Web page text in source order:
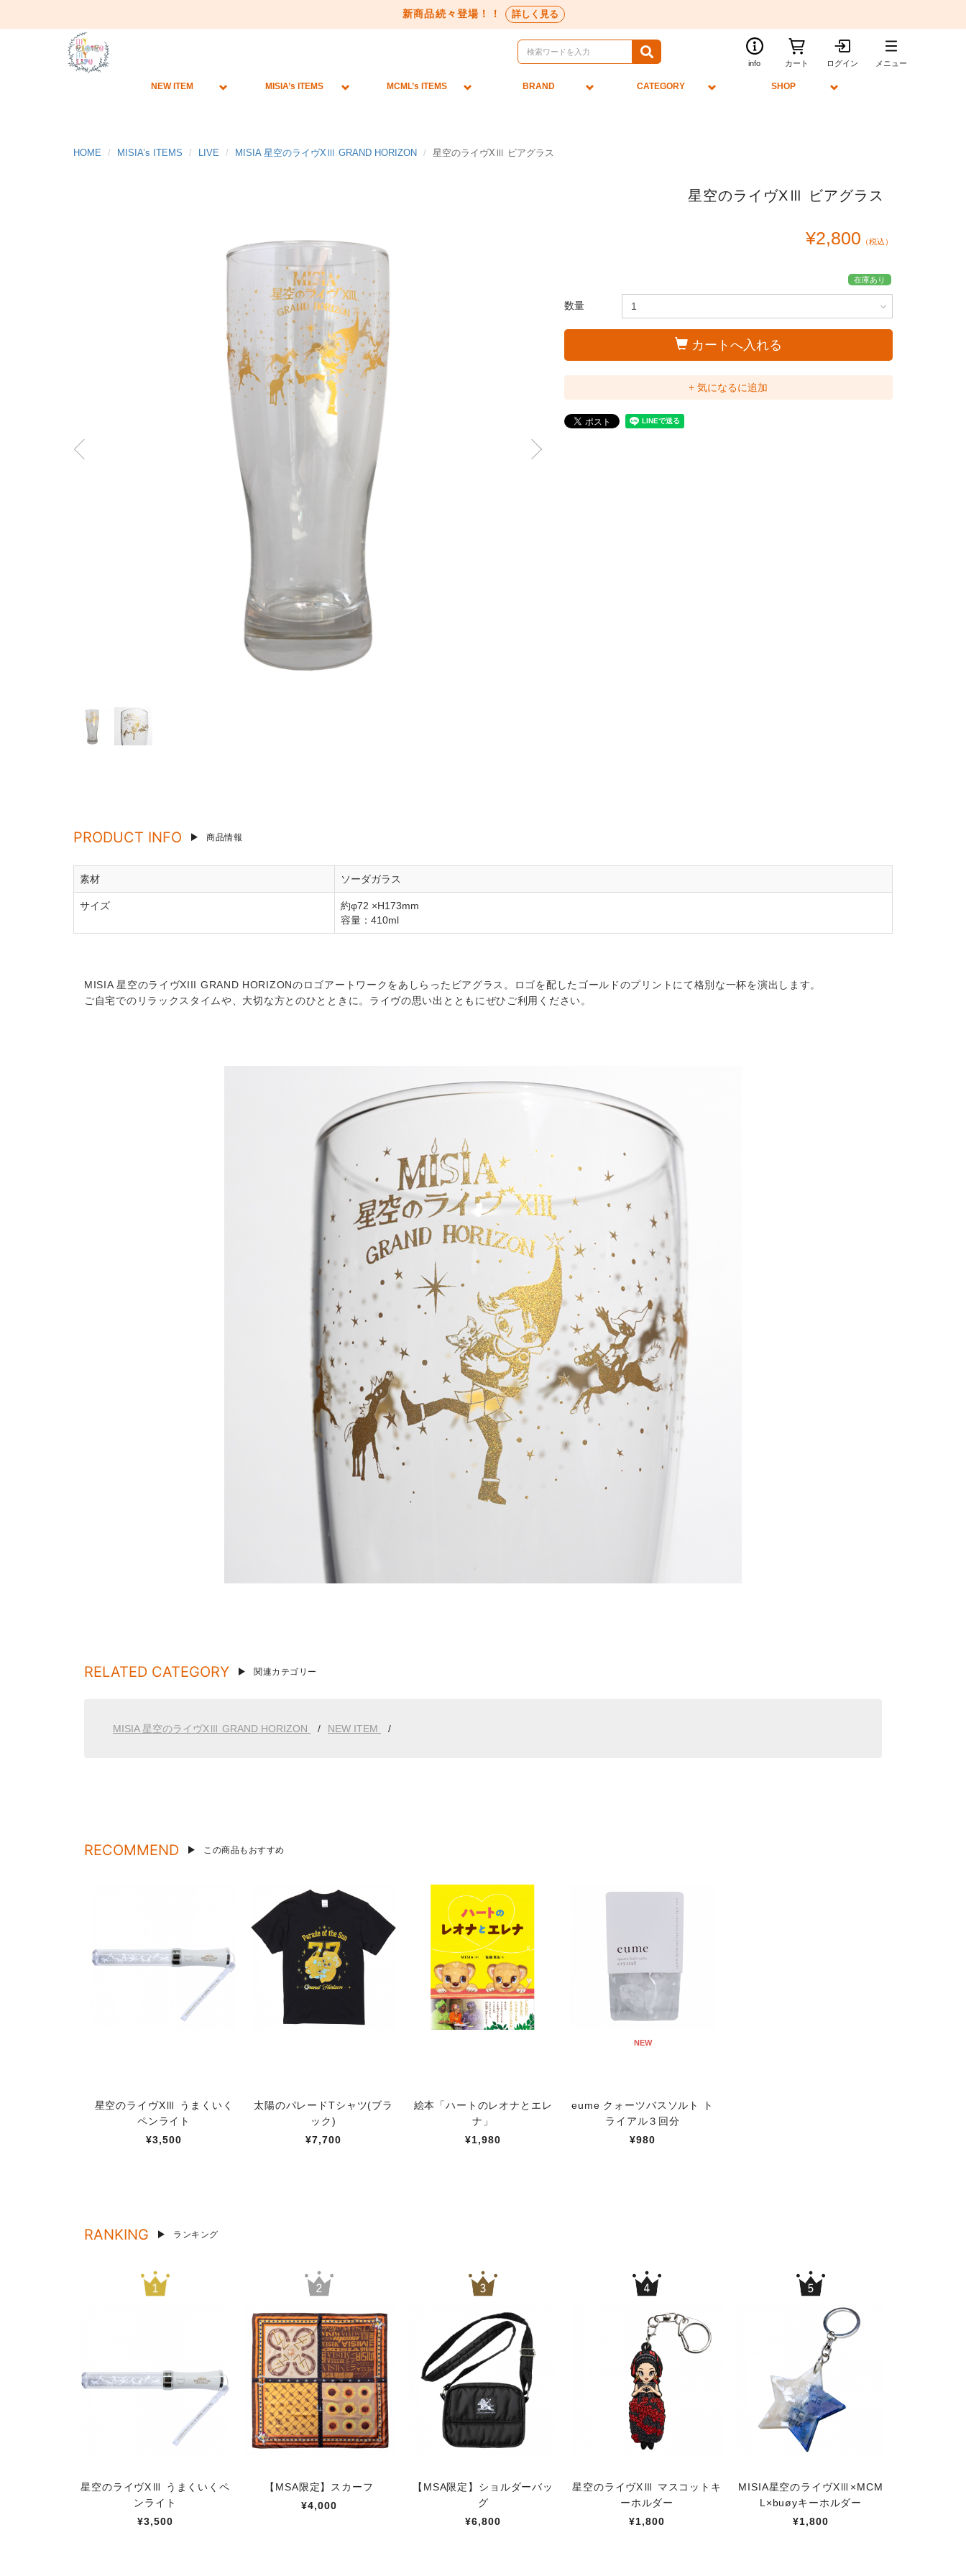
新商品続々登場！！ 詳しく見る
info カート ログイン メニュー
NEW ITEM MISIA’s ITEMS MCML’s ITEMS BRAND CATEGORY SHOP
HOME MISIA’s ITEMS LIVE MISIA 星空のライヴXⅢ GRAND HORIZON 星空のライヴXⅢ ビアグラス
星空のライヴXⅢ ビアグラス
¥2,800 （税込）
在庫あり
数量
カートへ入れる
+ 気になるに追加
PRODUCT INFO 商品情報
素材 ソーダガラス
サイズ
約φ72 ×H173mm
容量：410ml
MISIA 星空のライヴXIII GRAND HORIZONのロゴアートワークをあしらったビアグラス。ロゴを配したゴールドのプリントにて格別な一杯を演出します。
ご自宅でのリラックスタイムや、大切な方とのひとときに。ライヴの思い出とともにぜひご利用ください。
RELATED CATEGORY 関連カテゴリー
MISIA 星空のライヴXⅢ GRAND HORIZON NEW ITEM
RECOMMEND この商品もおすすめ
星空のライヴXⅢ うまくいく
ペンライト
¥3,500
太陽のパレードTシャツ(ブラ
ック)
¥7,700
絵本「ハートのレオナとエレ
ナ」
¥1,980
NEW
eume クォーツバスソルト ト
ライアル３回分
¥980
RANKING ランキング
星空のライヴXⅢ うまくいくペ
ンライト
¥3,500
【MSA限定】スカーフ
¥4,000
【MSA限定】ショルダーバッ
グ
¥6,800
星空のライヴXⅢ マスコットキ
ーホルダー
¥1,800
MISIA星空のライヴXⅢ×MCM
L×buøyキーホルダー
¥1,800